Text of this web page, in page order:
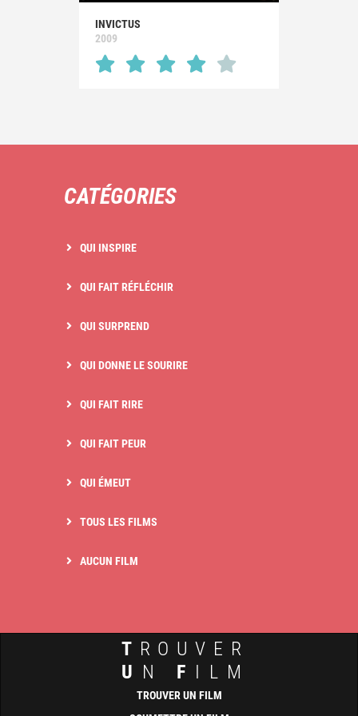
INVICTUS
2009
CATÉGORIES
QUI INSPIRE
QUI FAIT RÉFLÉCHIR
QUI SURPREND
QUI DONNE LE SOURIRE
QUI FAIT RIRE
QUI FAIT PEUR
QUI ÉMEUT
TOUS LES FILMS
AUCUN FILM
T ROUVER
U N F ILM
TROUVER UN FILM